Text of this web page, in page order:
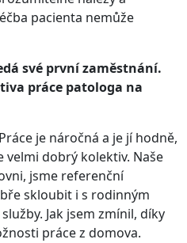
pacienta nemůže
své první zaměstnání.
práce patologa na
je náročná a je jí hodně,
velmi dobrý kolektiv. Naše
jsme referenční
skloubit i s rodinným
Jak jsem zmínil, díky
práce z domova.